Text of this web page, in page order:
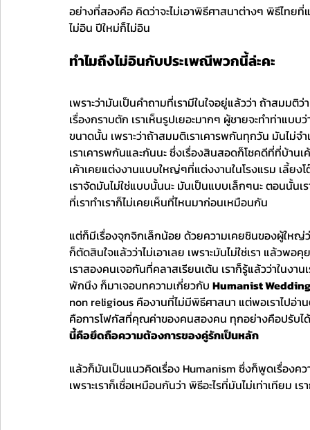
อย่างที่สองคือ คิดว่าจะไม่เอาพิธีศาสนาต่างๆ พิธีไท
ไม่อิน ปีใหม่ก็ไม่อิน
ทำไมถึงไม่อินกับประเพณีพวกนี้ล่ะคะ
เพราะว่ามันเป็นคำถามที่เรามีในใจอยู่แล้วว่า ถ้าสมม
เรื่องกราบตัก เราเห็นรูปเยอะมากๆ ผู้ชายจะทำท่าแบบ
ขนาดนั้น เพราะว่าถ้าสมมติเราเคารพกันทุกวัน มันไม่
เราเคารพกันและกันนะ ซึ่งเรื่องสินสอดก็โชคดีที่ที่บ้า
เค้าเคยแต่งงานแบบใหญ่ๆที่แต่งงานในโรงแรม เลี้ย
เราจัดมันไม่ใช่แบบนั้นนะ มันเป็นแบบเล็กๆนะ ตอนนั้นเร
ที่เราทำเราก็ไม่เคยเห็นที่ไหนมาก่อนเหมือนกัน
แต่ก็มีเรื่องจุกจิกเล็กน้อย ด้วยความเคยชินของผู้ใหญ่
ก็ตัดสินใจแล้วว่าไม่เอาเลย เพราะมันไม่ใช่เรา แล้วพอ
เราสองคนเจอกันที่คลาสเรียนเต้น เราก็รู้แล้วว่าในง
พักนึง ก็มาเจอบทความเกี่ยวกับ Humanist
non religious คืองานที่ไม่มีพิธีศาสนา แต่พอเราไปอ่า
คือการโฟกัสที่คุณค่าของคนสองคน ทุกอย่างคือปรับไ
นี้คือยึดถือความต้องการของคู่รักเป็นหลัก
แล้วก็มันเป็นแนวคิดเรื่อง Humanism ซึ่งก็พูดเรื่องค
เพราะเราก็เชื่อเหมือนกันว่า พิธีอะไรที่มันไม่เท่าเทียม เ